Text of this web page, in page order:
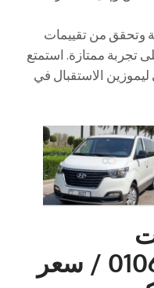
وتحقق من تقييمات
تجربة ممتازة. استمتع
الاستقبال في
بالسائق01067451866 / سعر